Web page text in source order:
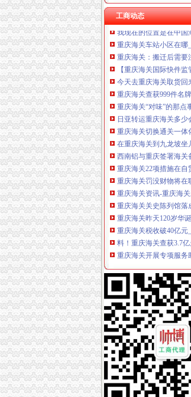
工商动态
重庆海关在哪里哟-旅
我现在的位置是在中国
重庆海关车站小区在哪
重庆海关：搬迁后需要
【重庆海关国际快件监
今天去重庆海关取货回
重庆海关查获999件名
重庆海关“对味”的那点
日亚转运重庆海关多少
重庆海关切换通关一体
在重庆海关到九龙坡坐
西南铝与重庆签署海关
重庆海关22项措施在自
重庆海关罚没财物将在
重庆海关资讯-重庆海关
重庆海关关史陈列馆落
重庆海关昨天120岁华
重庆海关税收破40亿元
料！重庆海关查获3.7
重庆海关开展专项服务
重庆海关全力支持“一
重庆海关到加洲坐什么
料！重庆海关查获3.7
重庆海关出口企业使用
重庆海关罚没财物处置
重庆海关与重庆台资企
成都、重庆海关签署区
重庆海关查获数起快件
成都、重庆海关签署
重庆海关：做好转型升
重庆海关助力重庆开放
助力渝洽会重庆海关